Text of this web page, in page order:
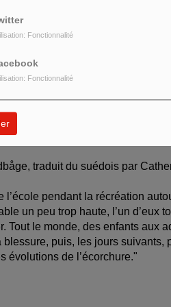
Fonctionnalité
Fonctionnalité
DVD (distribué par France
courants d’air
avec Yves Bouveret lors de sa
personnes
traduit du suédois par
pendant la récréation
un peu trop haute, l’un d’eux
Tout le monde, des enfants aux
puis, les jours suivants,
évolutions de l’écorchure."